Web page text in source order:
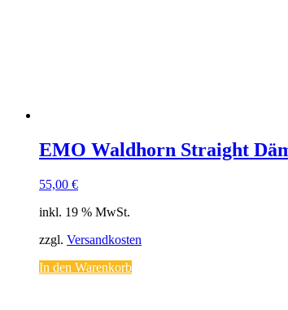
EMO Waldhorn Straight
55,00 €
inkl. 19 % MwSt.
zzgl. Versandkosten
In den Warenkorb